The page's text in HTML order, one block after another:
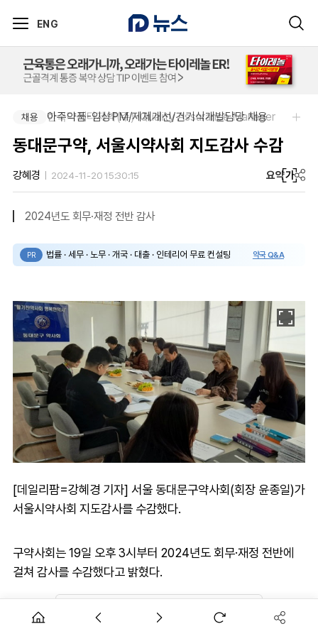
ENG
채용 아주약품-임상PM/제제개선/건기식개발담당 채용
채용 한국다케다제약(주)-Quality Assurance Manager
동대문구약, 서울시약사회 지도감사 수감
강혜경 2024-11-20 15:30:15 요약가
2024년도 회무·재정 전반 감사
PR 법률 · 세무 · 노무 · 개국 · 대출 · 인테리어 무료 컨설팅 약국 Q&A
[데일리팜=강혜경 기자] 서울 동대문구약사회(회장 윤종일)가
서울시약사회 지도감사를 수감했다.
구약사회는 19일 오후 3시부터 2024년도 회무·재정 전반에
걸쳐 감사를 수감했다고 밝혔다.